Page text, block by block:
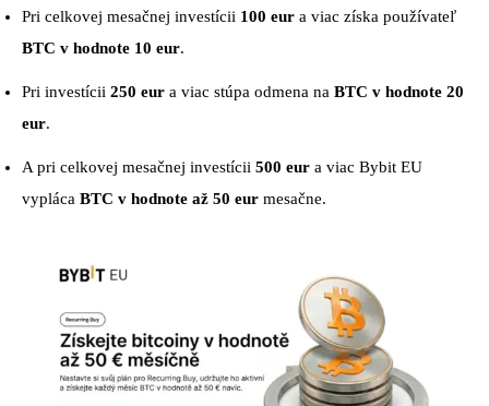
Pri celkovej mesačnej investícii 100 eur a viac získa používateľ
BTC v hodnote 10 eur.
Pri investícii 250 eur a viac stúpa odmena na BTC v hodnote 20
eur.
A pri celkovej mesačnej investícii 500 eur a viac Bybit EU
vypláca BTC v hodnote až 50 eur mesačne.